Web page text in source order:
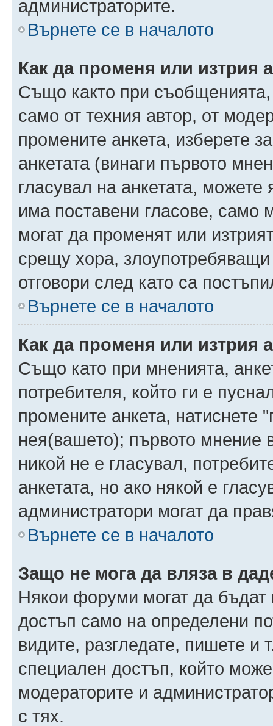
администраторите.
Върнете се в началото
Как да променя или изтрия
Също както при съобщенията,
само от техния автор, от
промените анкета, изберете
анкетата (винаги първото
гласувал на анкетата,
има поставени гласове, само
могат да променят или
срещу хора,
отговори след като са
Върнете се в началото
Как да променя или изтрия
Също като при мненията,
потребителя, който ги е
промените анкета, натиснете
нея(вашето); първото мнение
никой не е гласувал,
анкетата, но ако някой е
администратори могат да
Върнете се в началото
Защо не мога да вляза в
Някои форуми могат да бъдат
достъп само на определени
видите, разгледате, пишете
специален достъп, който
модераторите и
с тях.